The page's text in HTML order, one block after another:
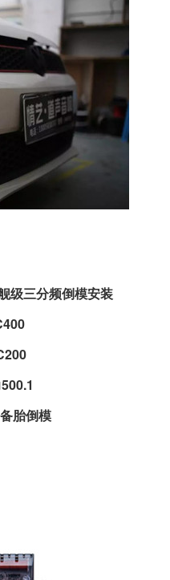
级三分频倒模安装
胎倒模